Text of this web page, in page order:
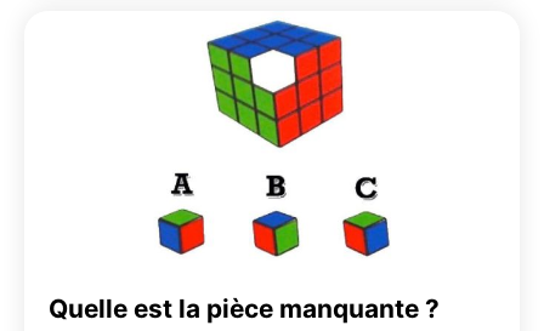
Quelle est la pièce manquante ?